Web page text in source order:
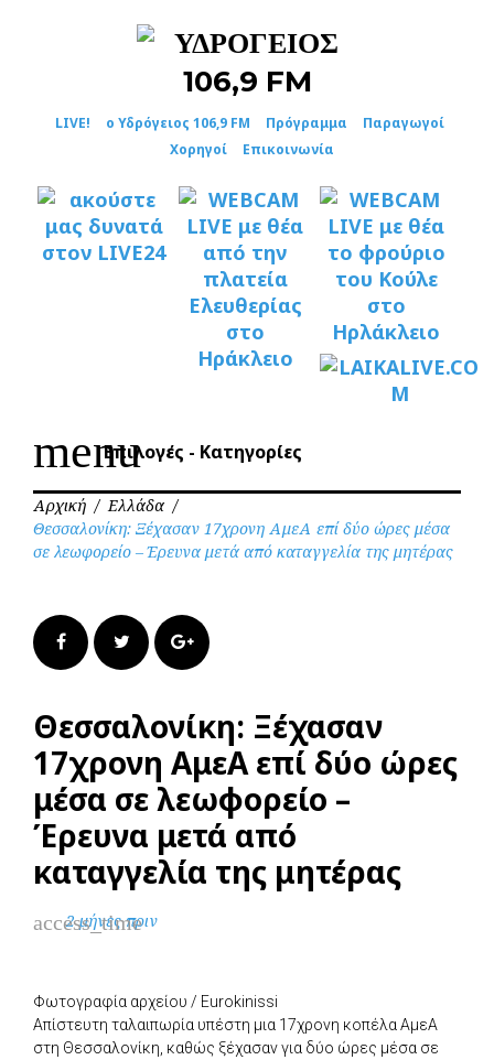
LIVE! ο Υδρόγειος 106,9 FM Πρόγραμμα
Παραγωγοί
Χορηγοί
Επικοινωνία
menuΕπιλογές - Κατηγορίες
Αρχική / Ελλάδα /
Θεσσαλονίκη: Ξέχασαν 17χρονη ΑμεΑ επί δύο ώρες μέσα
σε λεωφορείο – Έρευνα μετά από καταγγελία της μητέρας
FacebookTwitter Google+
Θεσσαλονίκη: Ξέχασαν
17χρονη ΑμεΑ επί δύο ώρες
μέσα σε λεωφορείο –
Έρευνα μετά από
καταγγελία της μητέρας
access_time
2 μήνες πριν
Φωτογραφία αρχείου / Eurokinissi
Απίστευτη ταλαιπωρία υπέστη μια 17χρονη κοπέλα ΑμεΑ
στη Θεσσαλονίκη, καθώς ξέχασαν για δύο ώρες μέσα σε